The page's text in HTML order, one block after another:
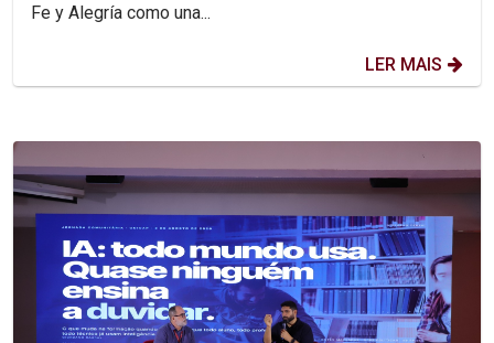
Fe y Alegría como una...
LER MAIS